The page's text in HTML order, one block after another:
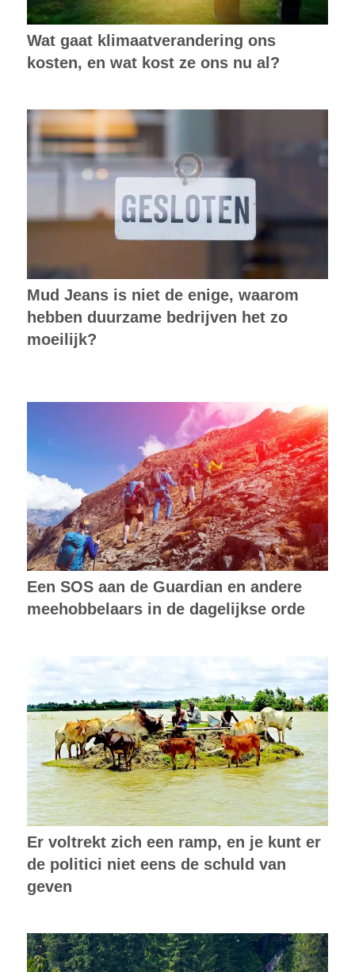
Wat gaat klimaatverandering ons
kosten, en wat kost ze ons nu al?
Mud Jeans is niet de enige, waarom
hebben duurzame bedrijven het zo
moeilijk?
Een SOS aan de Guardian en andere
meehobbelaars in de dagelijkse orde
Er voltrekt zich een ramp, en je kunt er
de politici niet eens de schuld van
geven